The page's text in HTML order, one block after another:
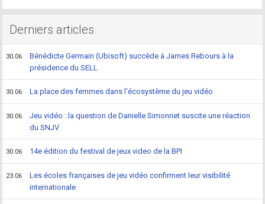
Derniers articles
30.06
Bénédicte Germain (Ubisoft) succède à James Rebours à la
présidence du SELL
30.06 La place des femmes dans l'écosystème du jeu vidéo
30.06
Jeu vidéo : la question de Danielle Simonnet suscite une réaction
du SNJV
30.06 14e édition du festival de jeux video de la BPI
23.06
Les écoles françaises de jeu vidéo confirment leur visibilité
internationale